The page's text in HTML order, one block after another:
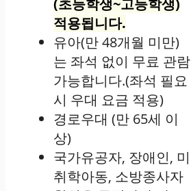
(초등학생~고등학생)
적용됩니다.
유아(만 48개월 미만)
는 좌석 없이 무료 관람
가능합니다.(좌석 필요
시 우대 요금 적용)
경로우대 (만 65세 이
상)
국가유공자, 장애인, 미
취학아동, 소방종사자